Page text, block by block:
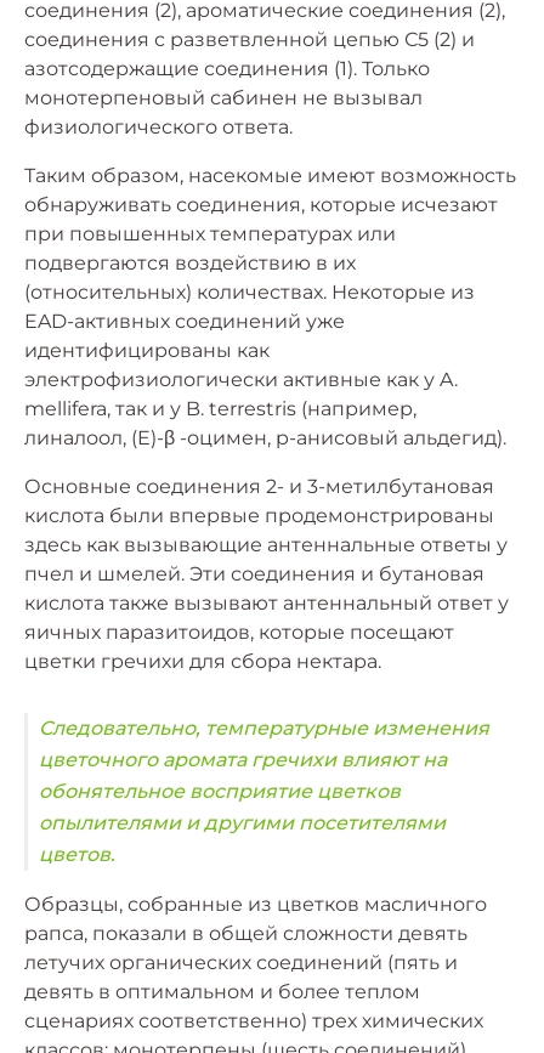
соединения (2), ароматические соединения (2),
соединения с разветвленной цепью С5 (2) и
азотсодержащие соединения (1). Только
монотерпеновый сабинен не вызывал
физиологического ответа.
Таким образом, насекомые имеют возможность
обнаруживать соединения, которые исчезают
при повышенных температурах или
подвергаются воздействию в их
(относительных) количествах. Некоторые из
EAD-активных соединений уже
идентифицированы как
электрофизиологически активные как у A.
mellifera, так и у B. terrestris (например,
линалоол, (E)-β -оцимен, p-анисовый альдегид).
Основные соединения 2- и 3-метилбутановая
кислота были впервые продемонстрированы
здесь как вызывающие антеннальные ответы у
пчел и шмелей. Эти соединения и бутановая
кислота также вызывают антеннальный ответ у
яичных паразитоидов, которые посещают
цветки гречихи для сбора нектара.
Следовательно, температурные изменения
цветочного аромата гречихи влияют на
обонятельное восприятие цветков
опылителями и другими посетителями
цветов.
Образцы, собранные из цветков масличного
рапса, показали в общей сложности девять
летучих органических соединений (пять и
девять в оптимальном и более теплом
сценариях соответственно) трех химических